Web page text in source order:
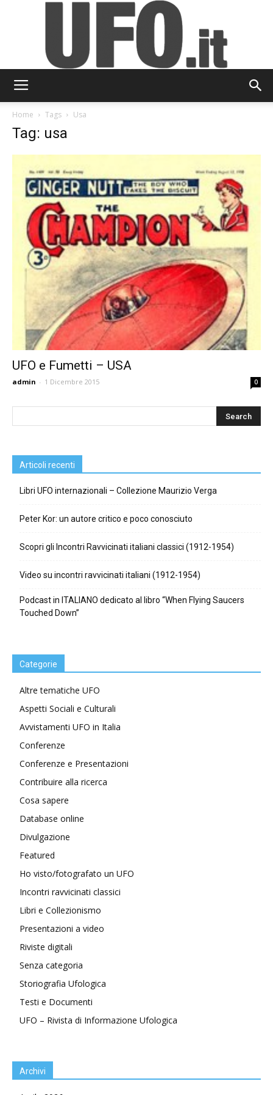
Home Tags Usa
Tag: usa
UFO e Fumetti – USA
admin - 1 Dicembre 2015 0
Articoli recenti
Libri UFO internazionali – Collezione Maurizio Verga
Peter Kor: un autore critico e poco conosciuto
Scopri gli Incontri Ravvicinati italiani classici (1912-1954)
Video su incontri ravvicinati italiani (1912-1954)
Podcast in ITALIANO dedicato al libro “When Flying Saucers
Touched Down”
Categorie
Altre tematiche UFO
Aspetti Sociali e Culturali
Avvistamenti UFO in Italia
Conferenze
Conferenze e Presentazioni
Contribuire alla ricerca
Cosa sapere
Database online
Divulgazione
Featured
Ho visto/fotografato un UFO
Incontri ravvicinati classici
Libri e Collezionismo
Presentazioni a video
Riviste digitali
Senza categoria
Storiografia Ufologica
Testi e Documenti
UFO – Rivista di Informazione Ufologica
Archivi